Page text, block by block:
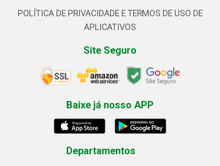
POLÍTICA DE PRIVACIDADE E TERMOS DE USO DE
APLICATIVOS
Site Seguro
Baixe já nosso APP
Departamentos